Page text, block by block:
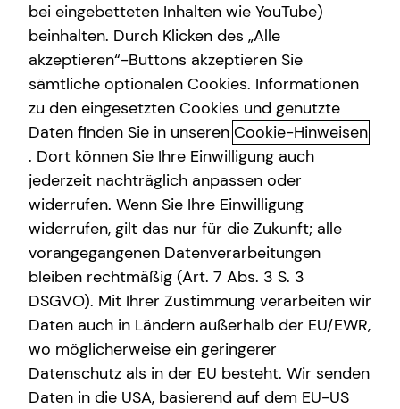
Magnus Wiegmann
Senior Sales Consultant
in Emstek und Umgebung
bei eingebetteten Inhalten wie YouTube)
beinhalten. Durch Klicken des „Alle
akzeptieren“-Buttons akzeptieren Sie
sämtliche optionalen Cookies. Informationen
zu den eingesetzten Cookies und genutzte
Daten finden Sie in unseren Cookie-Hinweisen
. Dort können Sie Ihre Einwilligung auch
jederzeit nachträglich anpassen oder
widerrufen. Wenn Sie Ihre Einwilligung
widerrufen, gilt das nur für die Zukunft; alle
vorangegangenen Datenverarbeitungen
bleiben rechtmäßig (Art. 7 Abs. 3 S. 3
DSGVO). Mit Ihrer Zustimmung verarbeiten wir
Daten auch in Ländern außerhalb der EU/EWR,
wo möglicherweise ein geringerer
Datenschutz als in der EU besteht. Wir senden
Daten in die USA, basierend auf dem EU-US